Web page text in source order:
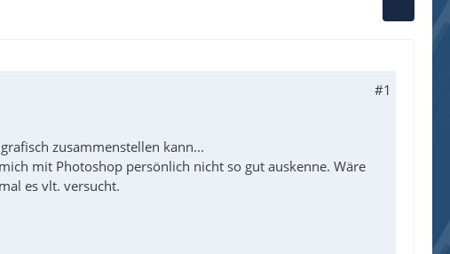
#1
zusammenstellen kann...
mit Photoshop persönlich nicht so gut auskenne. Wäre
es vlt. versucht.